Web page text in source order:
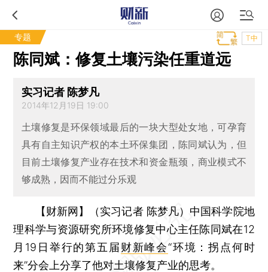
专题 T中
陈同斌：修复土壤污染任重道远
实习记者 陈梦凡
2014年12月19日 19:00
土壤修复是环保领域最后的一块大型处女地，可孕育
具有自主知识产权的本土环保集团，陈同斌认为，但
目前土壤修复产业存在技术和资金瓶颈，商业模式不
够成熟，因而不能过分乐观
【财新网】（实习记者 陈梦凡） 中国科学院地
理科学与资源研究所环境修复中心主任陈同斌在12
月19日举行的第五届财新峰会“环境：拐点何时
来”分会上分享了他对土壤修复产业的思考。